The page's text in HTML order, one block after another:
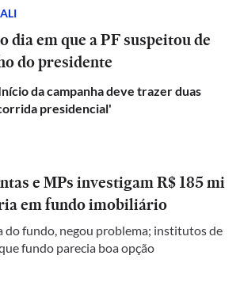
dia em que a PF suspeitou de
do presidente
da campanha deve trazer duas
presidencial'
e MPs investigam R$ 185 mi
em fundo imobiliário
do fundo, negou problema; institutos de
fundo parecia boa opção